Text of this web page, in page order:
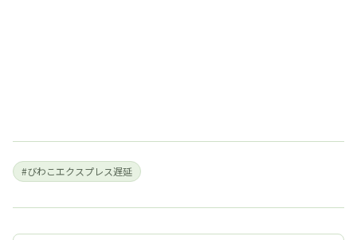
#びわこエクスプレス遅延